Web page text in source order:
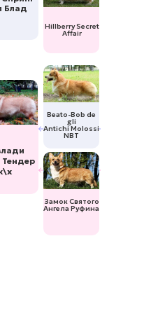
Блад
Тендер
Замок Святого
Ангела Руфина
Beato-Bob de
gli
Antichi Molossi
NBT
Hillberry Secret
Affair